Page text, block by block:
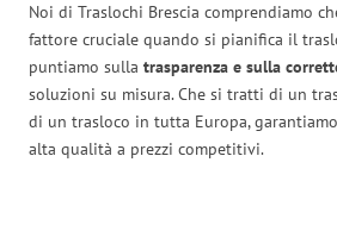
Noi di Traslochi Brescia comprendiamo
fattore cruciale quando si pianifica il
puntiamo sulla trasparenza e sulla
soluzioni su misura. Che si tratti di un
di un trasloco in tutta Europa,
alta qualità a prezzi competitivi.